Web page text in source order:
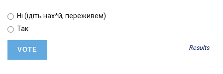
Ні (ідіть нах*й, переживем)
Так
Results